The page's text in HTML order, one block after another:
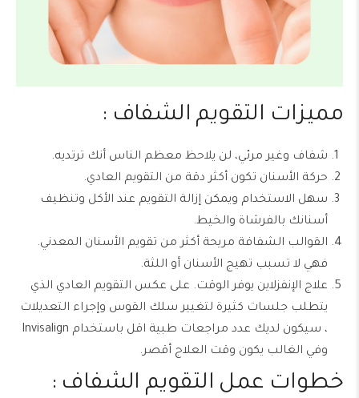
مميزات التقويم الشفاف :
شفاف وغير مرئي، لن يلاحظ معظم الناس أنك ترتديه.
حركة الأسنان تكون أكثر دقة من التقويم العادي.
سهل الاستخدام ويمكن إزالة التقويم عند الأكل وتنظيف
أسنانك بالفرشاة والخيط.
القوالب الشفافة مريحة أكثر من تقويم الأسنان المعدني.
فهي لا تسبب تهيج الأسنان أو اللثة.
علاج الإنفزلاين يوفر الوقت. على عكس التقويم العادي الذي
يتطلب جلسات كثيرة لتغيير سلك القوس وإجراء التعديلات
، سيكون لديك عدد مراجعات طبية اقل باستخدام Invisalign
وفي الغالب يكون وقت العلاج أقصر.
خطوات عمل التقويم الشفاف :